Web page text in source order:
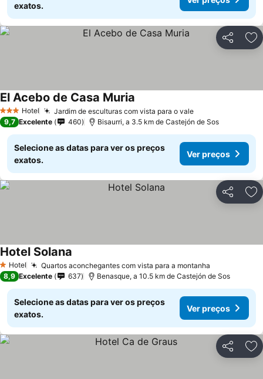
exatos.
Partilhar
3 EstrelasHotel Jardim de esculturas com vista para o valeVer preços
El Acebo de Casa Muria
9,7 Excelente 460 Bisaurri, a 3.5 km de Castejón de Sos
Selecione as datas para ver os preços
exatos.
Ver preços
Partilhar
1 Estrelas
Hotel Quartos aconchegantes com vista para a montanha
Hotel Solana
8,9 Excelente 637 Benasque, a 10.5 km de Castejón de Sos
Selecione as datas para ver os preços
exatos.
Ver preços
Partilhar